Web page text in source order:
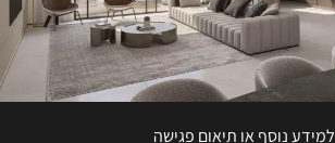
למידע נוסף או תיאום פגישה